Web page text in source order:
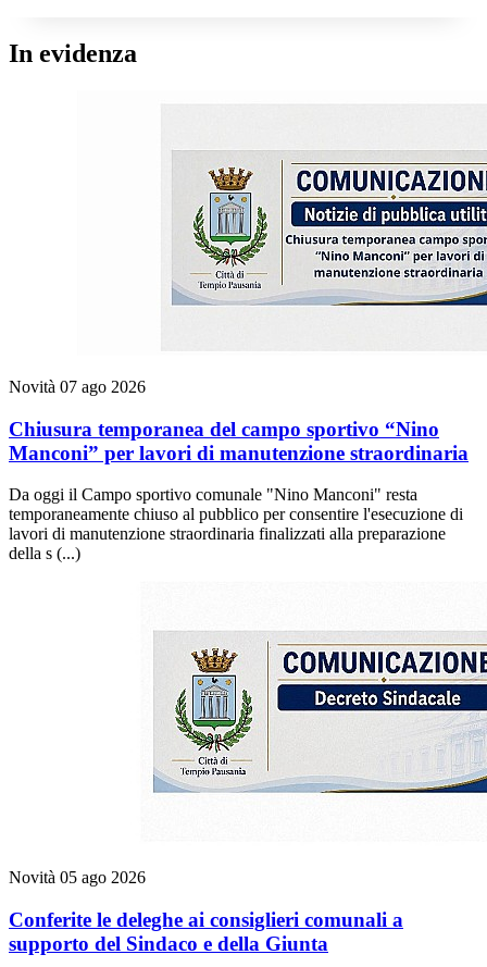
In evidenza
Novità 07 ago 2026
Chiusura temporanea del campo sportivo “Nino
Manconi” per lavori di manutenzione straordinaria
Da oggi il Campo sportivo comunale "Nino Manconi" resta
temporaneamente chiuso al pubblico per consentire l'esecuzione di
lavori di manutenzione straordinaria finalizzati alla preparazione
della s (...)
Novità 05 ago 2026
Conferite le deleghe ai consiglieri comunali a
supporto del Sindaco e della Giunta